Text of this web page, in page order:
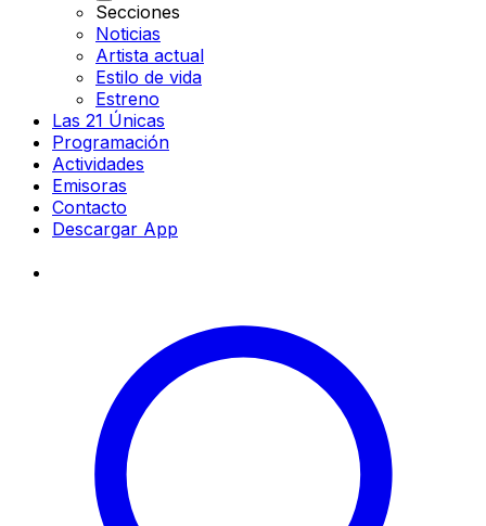
Secciones
Noticias
Artista actual
Estilo de vida
Estreno
Las 21 Únicas
Programación
Actividades
Emisoras
Contacto
Descargar App